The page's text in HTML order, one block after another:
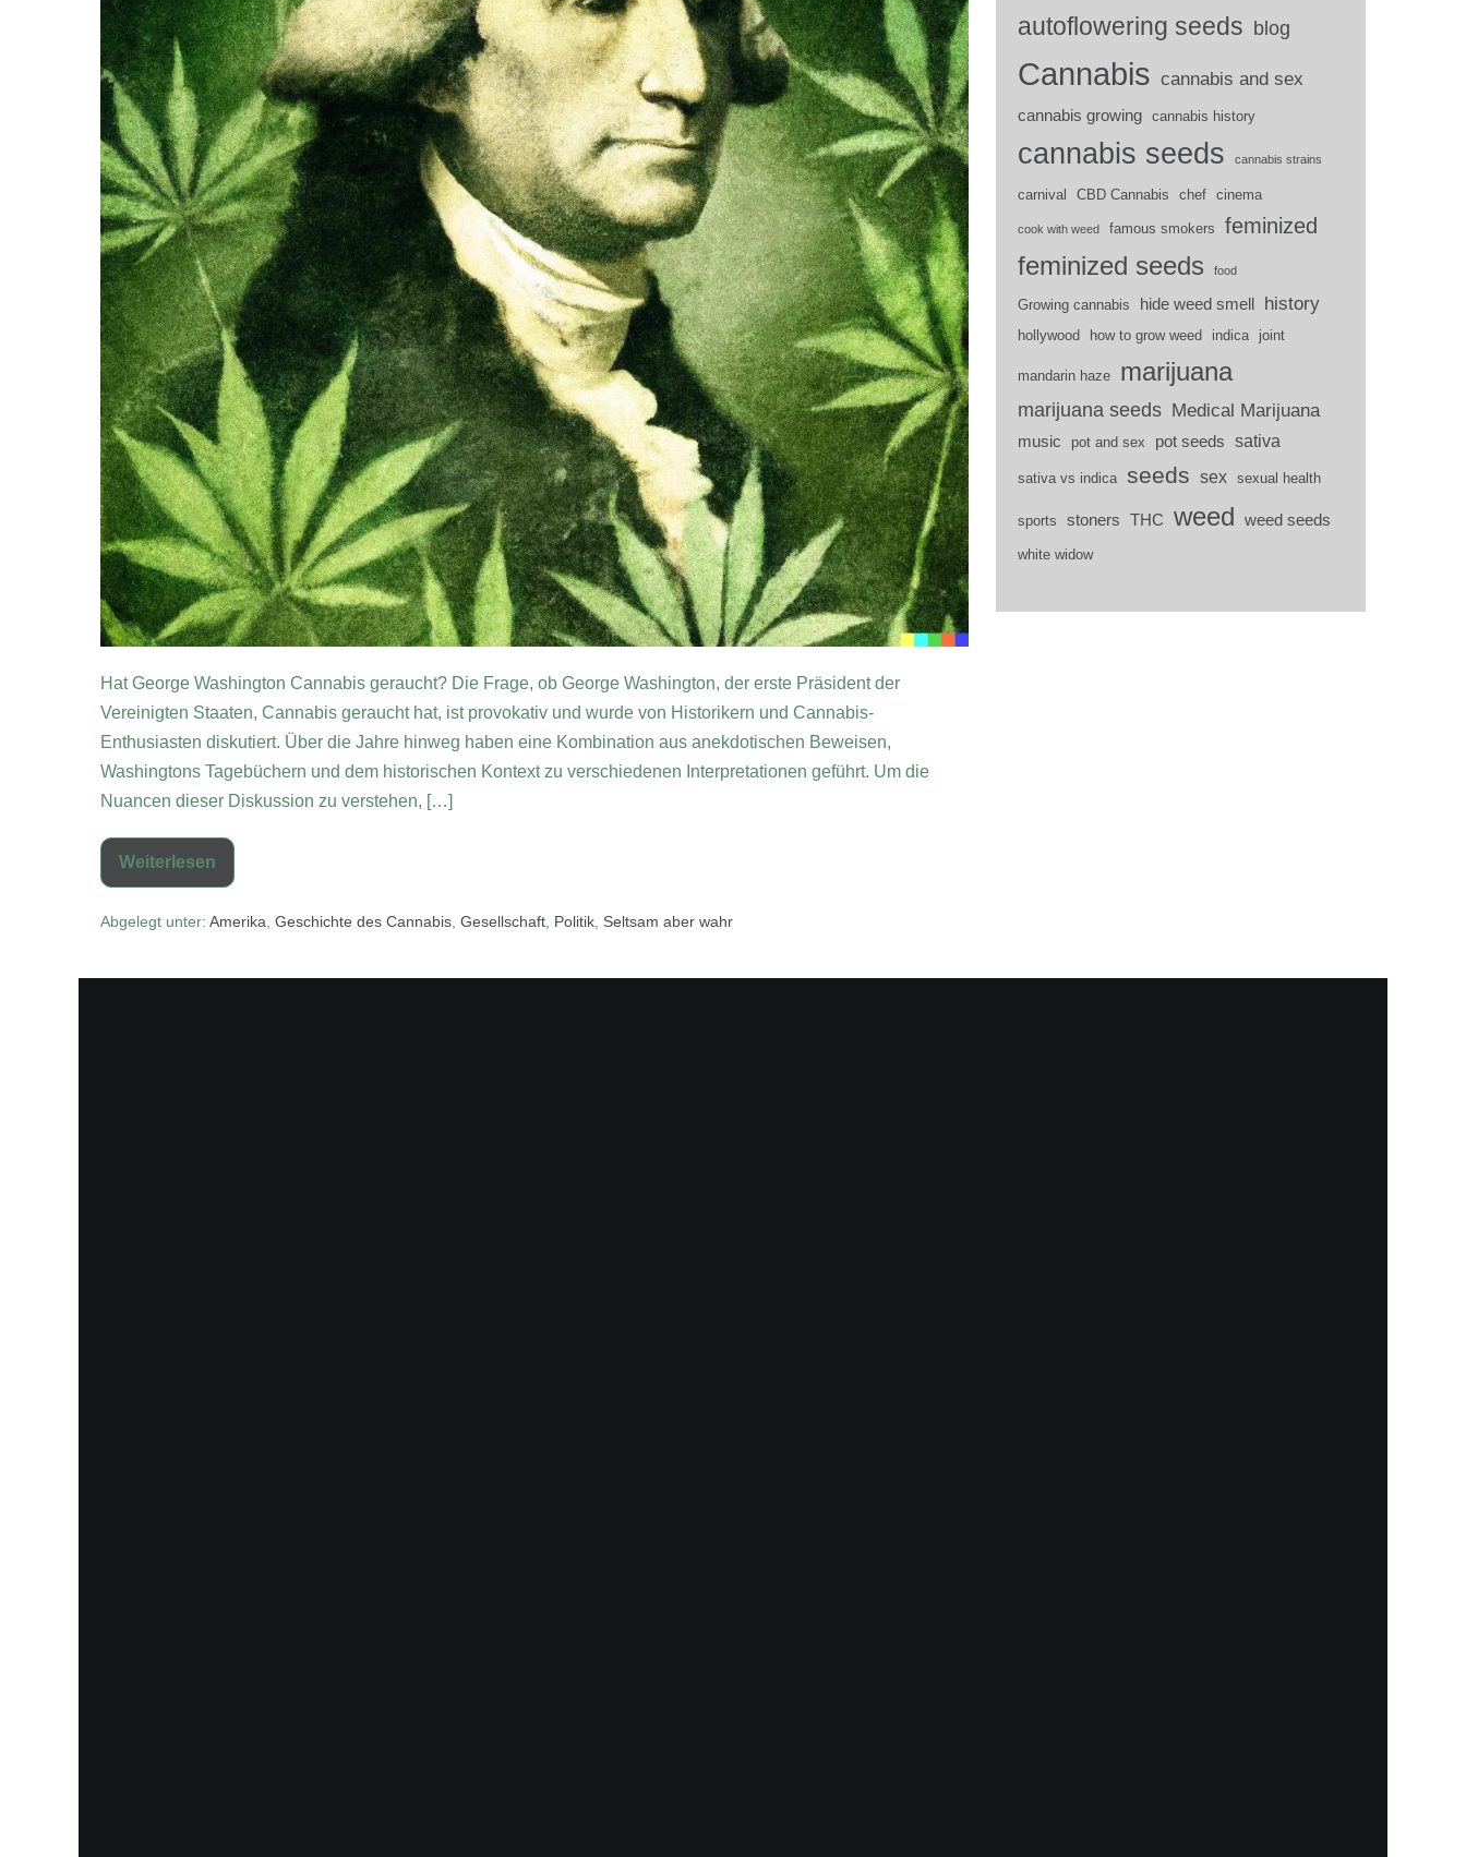
Hat George Washington Cannabis geraucht? Die Frage, ob George Washington, der erste Präsident der
Vereinigten Staaten, Cannabis geraucht hat, ist provokativ und wurde von Historikern und Cannabis-
Enthusiasten diskutiert. Über die Jahre hinweg haben eine Kombination aus anekdotischen Beweisen,
Washingtons Tagebüchern und dem historischen Kontext zu verschiedenen Interpretationen geführt. Um die
Nuancen dieser Diskussion zu verstehen, […]
Weiterlesen
Abgelegt unter: Amerika, Geschichte des Cannabis, Gesellschaft, Politik, Seltsam aber wahr
autoflowering seeds blog
Cannabis cannabis and sex
cannabis growing cannabis history
cannabis seeds cannabis strains
carnival CBD Cannabis chef cinema
cook with weed famous smokers feminized
feminized seeds food
Growing cannabis hide weed smell history
hollywood how to grow weed indica joint
mandarin haze marijuana
marijuana seeds Medical Marijuana
music pot and sex pot seeds sativa
sativa vs indica seeds sex sexual health
sports stoners THC weed weed seeds
white widow